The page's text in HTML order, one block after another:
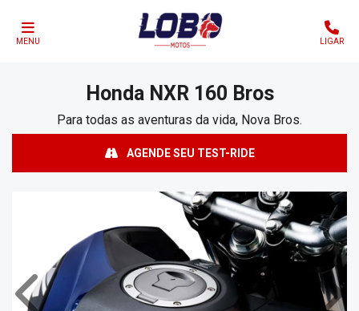
MENU LIGAR
HondaNXR 160 Bros
Para todas as aventuras da vida, Nova Bros.
AGENDE SEU TEST-RIDE
Anterior